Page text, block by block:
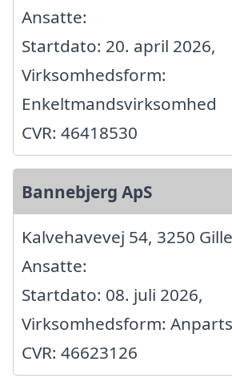
Ansatte:
Startdato: 20. april 2026,
Virksomhedsform:
Enkeltmandsvirksomhed
CVR: 46418530
Bannebjerg ApS
Kalvehavevej 54, 3250
Ansatte:
Startdato: 08. juli 2026,
Virksomhedsform:
CVR: 46623126